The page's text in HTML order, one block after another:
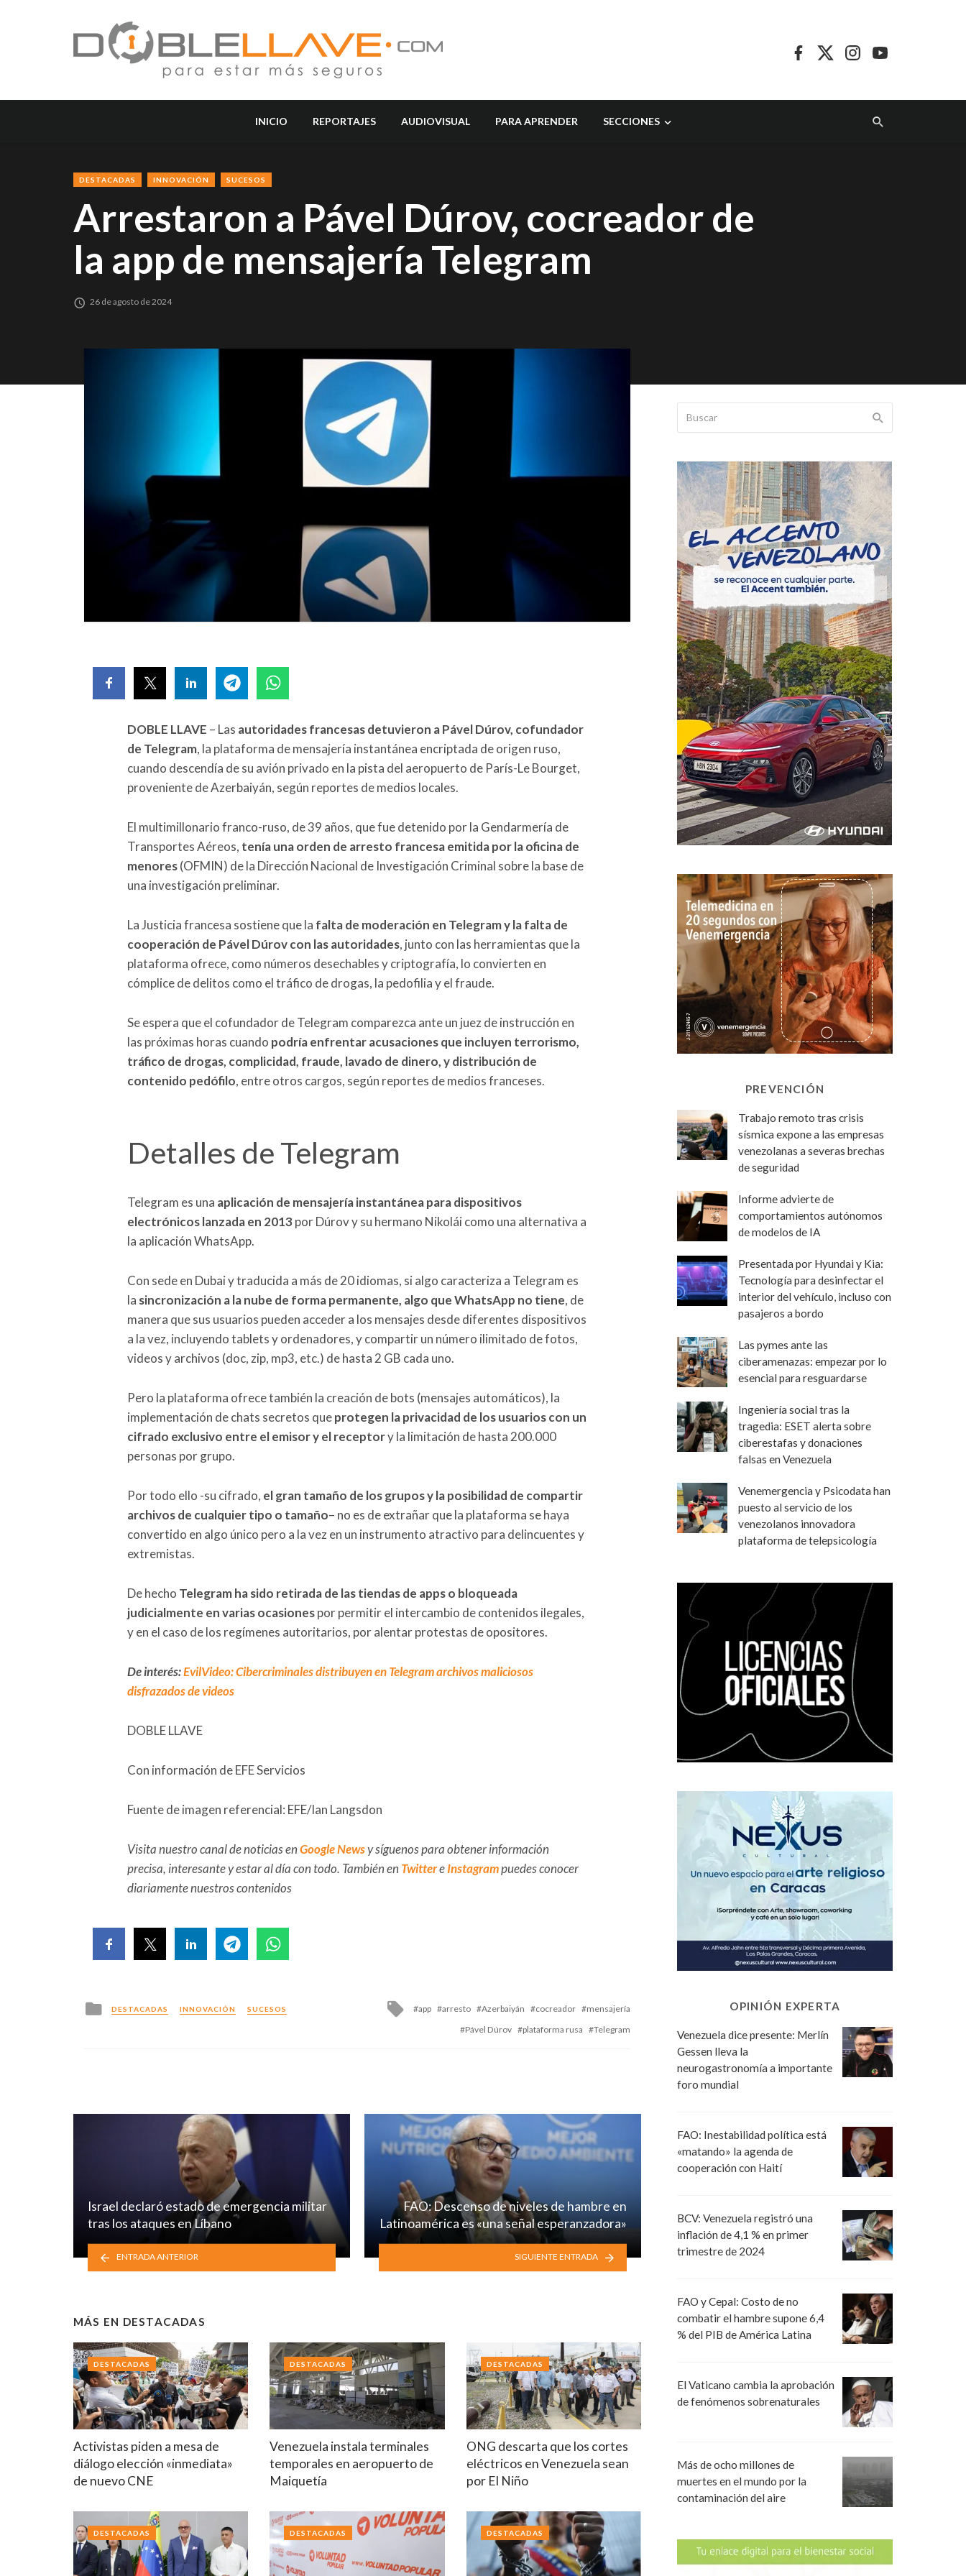
INICIO REPORTAJES AUDIOVISUAL PARA APRENDER SECCIONES
DESTACADAS INNOVACIÓN SUCESOS
Arrestaron a Pável Dúrov, cocreador de
la app de mensajería Telegram
26 de agosto de 2024
DOBLE LLAVE – Las autoridades francesas detuvieron a Pável Dúrov, cofundador
de Telegram, la plataforma de mensajería instantánea encriptada de origen ruso,
cuando descendía de su avión privado en la pista del aeropuerto de París-Le Bourget,
proveniente de Azerbaiyán, según reportes de medios locales.
El multimillonario franco-ruso, de 39 años, que fue detenido por la Gendarmería de
Transportes Aéreos, tenía una orden de arresto francesa emitida por la oficina de
menores(OFMIN) de la Dirección Nacional de Investigación Criminal sobre la base de
una investigación preliminar.
La Justicia francesa sostiene que la falta de moderación en Telegram y la falta de
cooperación de Pável Dúrov con las autoridades, junto con las herramientas que la
plataforma ofrece, como números desechables y criptografía, lo convierten en
cómplice de delitos como el tráfico de drogas, la pedofilia y el fraude.
Se espera que el cofundador de Telegram comparezca ante un juez de instrucción en
las próximas horas cuando podría enfrentar acusaciones que incluyen terrorismo,
tráfico de drogas, complicidad, fraude, lavado de dinero, y distribución de
contenido pedófilo, entre otros cargos, según reportes de medios franceses.
Detalles de Telegram
Telegram es una aplicación de mensajería instantánea para dispositivos
electrónicos lanzada en 2013 por Dúrov y su hermano Nikolái como una alternativa a
la aplicación WhatsApp.
Con sede en Dubai y traducida a más de 20 idiomas, si algo caracteriza a Telegram es
la sincronización a la nube de forma permanente, algo que WhatsApp no tiene, de
manera que sus usuarios pueden acceder a los mensajes desde diferentes dispositivos
a la vez, incluyendo tablets y ordenadores, y compartir un número ilimitado de fotos,
videos y archivos (doc, zip, mp3, etc.) de hasta 2 GB cada uno.
Pero la plataforma ofrece también la creación de bots (mensajes automáticos), la
implementación de chats secretos queprotegen la privacidad de los usuarios con un
cifrado exclusivo entre el emisor y el receptory la limitación de hasta 200.000
personas por grupo.
Por todo ello -su cifrado, el gran tamaño de los grupos y la posibilidad de compartir
archivos de cualquier tipo o tamaño– no es de extrañar que la plataforma se haya
convertido en algo único pero a la vez en un instrumento atractivo para delincuentes y
extremistas.
De hecho Telegram ha sido retirada de las tiendas de apps o bloqueada
judicialmente en varias ocasionespor permitir el intercambio de contenidos ilegales,
y en el caso de los regímenes autoritarios, por alentar protestas de opositores.
De interés:EvilVideo: Cibercriminales distribuyen en Telegram archivos maliciosos
disfrazados de videos
DOBLE LLAVE
Con información de EFE Servicios
Fuente de imagen referencial: EFE/Ian Langsdon
Visita nuestro canal de noticias enGoogle Newsy síguenos para obtener información
precisa, interesante y estar al día con todo. También en TwittereInstagrampuedes conocer
diariamente nuestros contenidos
Posted
in
DESTACADAS INNOVACIÓN SUCESOS
Tagged
with
app arresto Azerbaiyán cocreador
mensajería
Pável Dúrov
plataforma rusa Telegram
Israel declaró estado de emergencia militar
tras los ataques en Líbano
ENTRADA ANTERIOR
FAO: Descenso de niveles de hambre en
Latinoamérica es «una señal esperanzadora»
SIGUIENTE ENTRADA
MÁS EN DESTACADAS
Activistas piden a mesa de
diálogo elección «inmediata»
de nuevo CNE
DESTACADAS
Venezuela instala terminales
temporales en aeropuerto de
Maiquetía
DESTACADAS
ONG descarta que los cortes
eléctricos en Venezuela sean
por El Niño
DESTACADAS
DESTACADAS DESTACADAS DESTACADAS
PREVENCIÓN
Trabajo remoto tras crisis
sísmica expone a las empresas
venezolanas a severas brechas
de seguridad
Informe advierte de
comportamientos autónomos
de modelos de IA
Presentada por Hyundai y Kia:
Tecnología para desinfectar el
interior del vehículo, incluso con
pasajeros a bordo
Las pymes ante las
ciberamenazas: empezar por lo
esencial para resguardarse
Ingeniería social tras la
tragedia: ESET alerta sobre
ciberestafas y donaciones
falsas en Venezuela
Venemergencia y Psicodata han
puesto al servicio de los
venezolanos innovadora
plataforma de telepsicología
OPINIÓN EXPERTA
Venezuela dice presente: Merlín
Gessen lleva la
neurogastronomía a importante
foro mundial
FAO: Inestabilidad política está
«matando» la agenda de
cooperación con Haití
BCV: Venezuela registró una
inflación de 4,1 % en primer
trimestre de 2024
FAO y Cepal: Costo de no
combatir el hambre supone 6,4
% del PIB de América Latina
El Vaticano cambia la aprobación
de fenómenos sobrenaturales
Más de ocho millones de
muertes en el mundo por la
contaminación del aire